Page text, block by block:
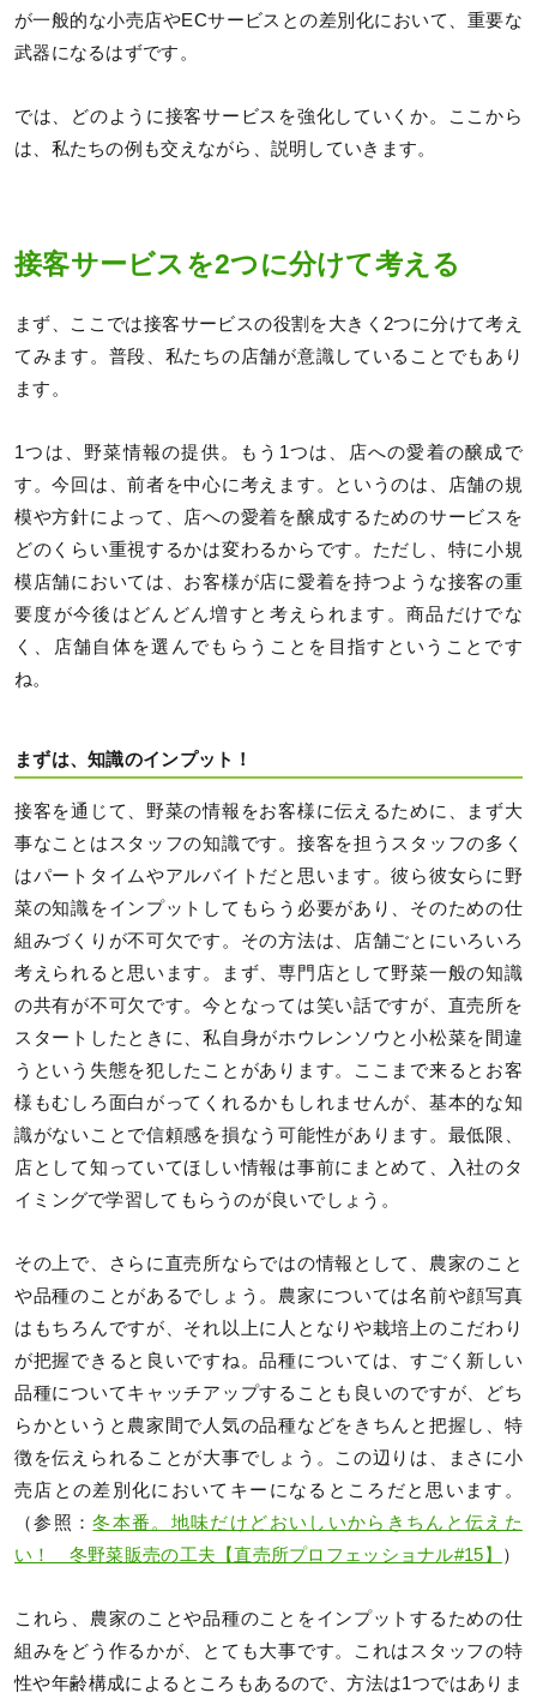
が一般的な小売店やECサービスとの差別化において、重要な
武器になるはずです。
では、どのように接客サービスを強化していくか。ここから
は、私たちの例も交えながら、説明していきます。
接客サービスを2つに分けて考える
まず、ここでは接客サービスの役割を大きく2つに分けて考え
てみます。普段、私たちの店舗が意識していることでもあり
ます。
1つは、野菜情報の提供。もう1つは、店への愛着の醸成で
す。今回は、前者を中心に考えます。というのは、店舗の規
模や方針によって、店への愛着を醸成するためのサービスを
どのくらい重視するかは変わるからです。ただし、特に小規
模店舗においては、お客様が店に愛着を持つような接客の重
要度が今後はどんどん増すと考えられます。商品だけでな
く、店舗自体を選んでもらうことを目指すということです
ね。
まずは、知識のインプット！
接客を通じて、野菜の情報をお客様に伝えるために、まず大
事なことはスタッフの知識です。接客を担うスタッフの多く
はパートタイムやアルバイトだと思います。彼ら彼女らに野
菜の知識をインプットしてもらう必要があり、そのための仕
組みづくりが不可欠です。その方法は、店舗ごとにいろいろ
考えられると思います。まず、専門店として野菜一般の知識
の共有が不可欠です。今となっては笑い話ですが、直売所を
スタートしたときに、私自身がホウレンソウと小松菜を間違
うという失態を犯したことがあります。ここまで来るとお客
様もむしろ面白がってくれるかもしれませんが、基本的な知
識がないことで信頼感を損なう可能性があります。最低限、
店として知っていてほしい情報は事前にまとめて、入社のタ
イミングで学習してもらうのが良いでしょう。
その上で、さらに直売所ならではの情報として、農家のこと
や品種のことがあるでしょう。農家については名前や顔写真
はもちろんですが、それ以上に人となりや栽培上のこだわり
が把握できると良いですね。品種については、すごく新しい
品種についてキャッチアップすることも良いのですが、どち
らかというと農家間で人気の品種などをきちんと把握し、特
徴を伝えられることが大事でしょう。この辺りは、まさに小
売店との差別化においてキーになるところだと思います。
（参照：冬本番。地味だけどおいしいからきちんと伝えた
い！ 冬野菜販売の工夫【直売所プロフェッショナル#15】
）
これら、農家のことや品種のことをインプットするための仕
組みをどう作るかが、とても大事です。これはスタッフの特
性や年齢構成によるところもあるので、方法は1つではありま